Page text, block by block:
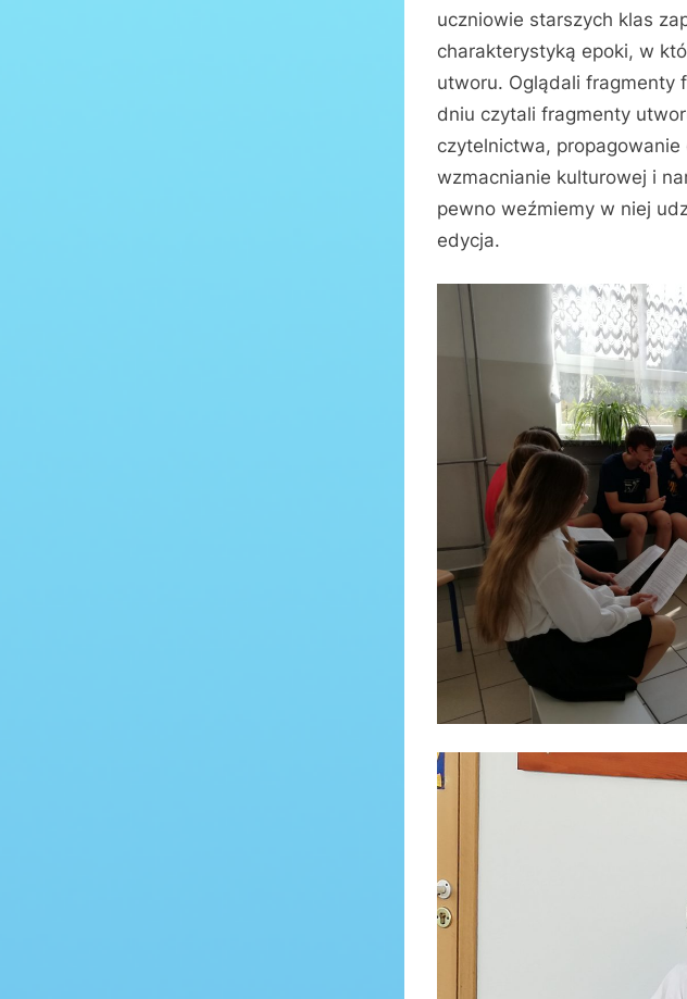
uczniowie starszych klas
charakterystyką epoki, w
utworu. Oglądali fragmenty
dniu czytali fragmenty
czytelnictwa, propagowanie
wzmacnianie kulturowej i
pewno weźmiemy w niej
edycja.